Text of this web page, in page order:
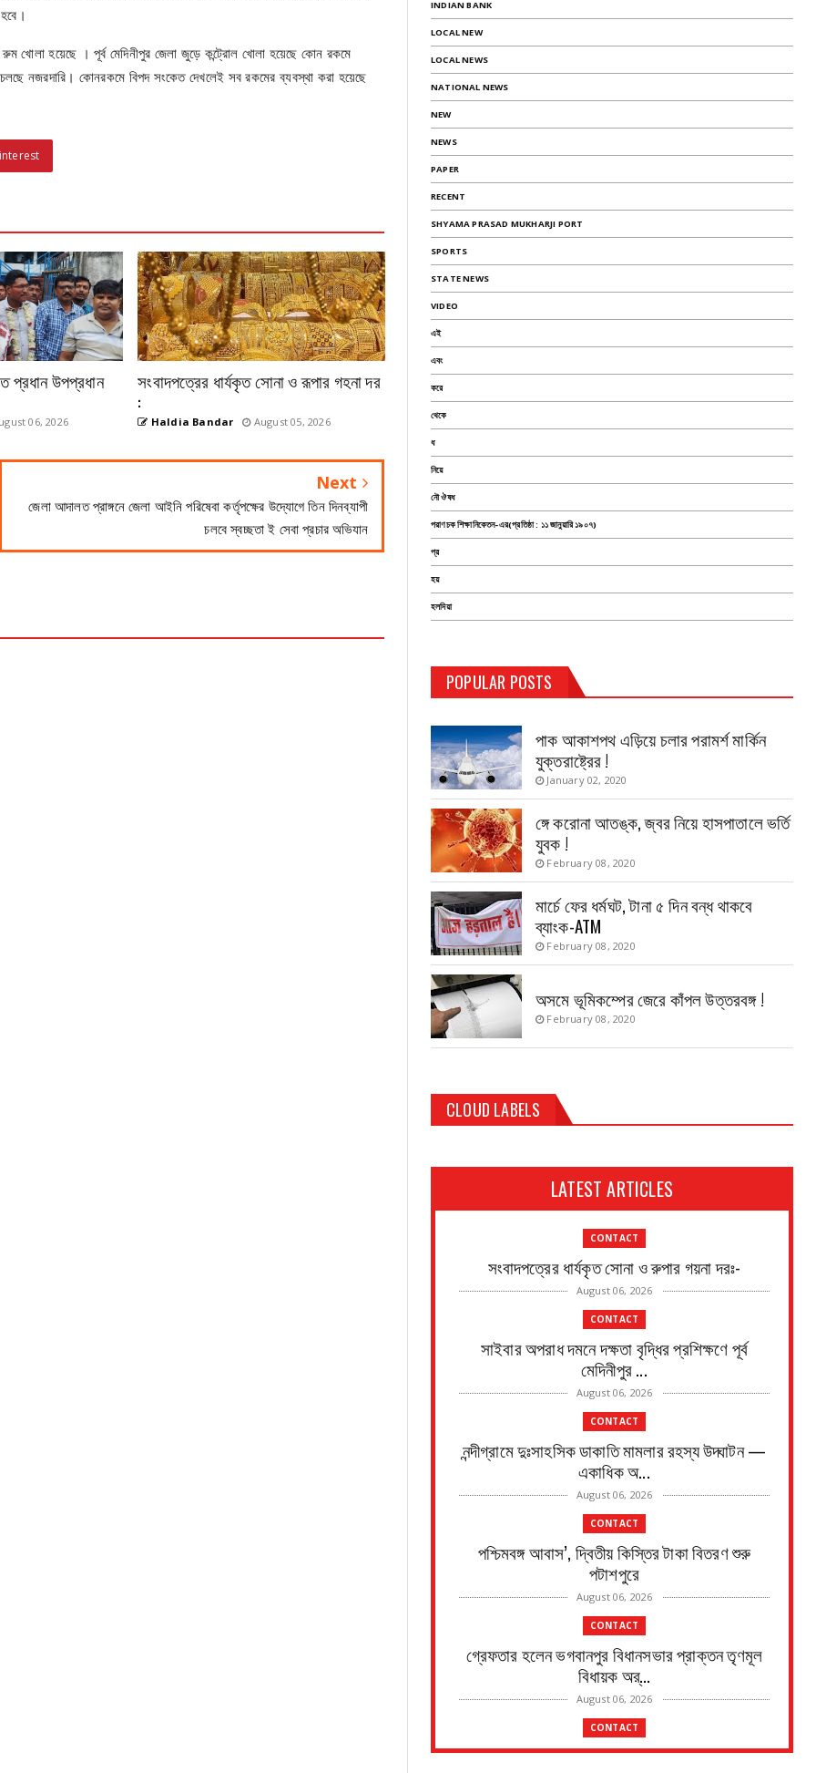
খোলা হয়েছে । পূর্ব মেদিনীপুর জেলা জুড়ে কন্ট্রোল খোলা হয়েছে কোন রকমে
চলছে নজরদারি। কোনরকমে বিপদ সংকেত দেখলেই সব রকমের ব্যবস্থা করা হয়েছে
প্রধান উপপ্রধান
06, 2026
সংবাদপত্রের ধার্যকৃত সোনা ও রূপার গহনা দর
:
Haldia Bandar August 05, 2026
Next
জেলা আদালত প্রাঙ্গনে জেলা আইনি পরিষেবা কর্তৃপক্ষের উদ্যোগে তিন দিনব্যাপী
চলবে স্বচ্ছতা ই সেবা প্রচার অভিযান
INDIAN BANK
LOCAL NEW
LOCAL NEWS
NATIONAL NEWS
NEW
NEWS
PAPER
RECENT
SHYAMA PRASAD MUKHARJI PORT
SPORTS
STATE NEWS
VIDEO
এই
এবং
করে
থেকে
ধ
নিয়ে
নৌ ঔষধ
পরাণচক শিক্ষানিকেতন-এর(প্রতিষ্ঠা : ১১ জানুয়ারি ১৯০৭)
প্র
হয়
হলদিয়া
POPULAR POSTS
TEST PAGE
August 14, 2019
পাক আকাশপথ এড়িয়ে চলার পরামর্শ মার্কিন
যুক্তরাষ্ট্রের !
January 02, 2020
ঙ্গে করোনা আতঙ্ক, জ্বর নিয়ে হাসপাতালে ভর্তি
যুবক !
February 08, 2020
মার্চে ফের ধর্মঘট, টানা ৫ দিন বন্ধ থাকবে
ব্যাংক-ATM
February 08, 2020
অসমে ভূমিকম্পের জেরে কাঁপল উত্তরবঙ্গ !
February 08, 2020
CLOUD LABELS
LATEST ARTICLES
CONTACT
সংবাদপত্রের ধার্যকৃত সোনা ও রুপার গয়না দরঃ-
August 06, 2026
CONTACT
সাইবার অপরাধ দমনে দক্ষতা বৃদ্ধির প্রশিক্ষণে পূর্ব
মেদিনীপুর ...
August 06, 2026
CONTACT
নন্দীগ্রামে দুঃসাহসিক ডাকাতি মামলার রহস্য উদ্ঘাটন —
একাধিক অ...
August 06, 2026
CONTACT
পশ্চিমবঙ্গ আবাস’, দ্বিতীয় কিস্তির টাকা বিতরণ শুরু
পটাশপুরে
August 06, 2026
CONTACT
গ্রেফতার হলেন ভগবানপুর বিধানসভার প্রাক্তন তৃণমূল
বিধায়ক অর্...
August 06, 2026
CONTACT
আবাস যোজনা দ্বিতীয় পর্যায়ে টাকা ১০০ জনের হাতে চেক